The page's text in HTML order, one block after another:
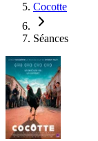
Cocotte
Séances